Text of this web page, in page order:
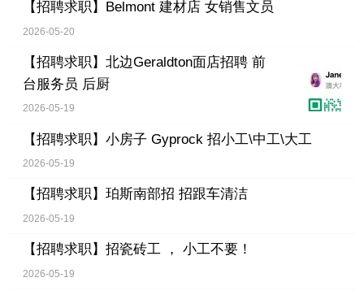
【招聘求职】 Belmont 建材店 女销售文员
2026-05-20
【招聘求职】 北边Geraldton面店招聘 前
台服务员 后厨
2026-05-19
【招聘求职】 小房子 Gyprock 招小工\中工\大工
2026-05-19
【招聘求职】 珀斯南部招 招跟车清洁
2026-05-19
【招聘求职】 招瓷砖工 ， 小工不要！
2026-05-19